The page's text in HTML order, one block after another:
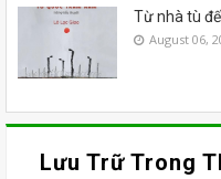
Từ nhà tù
August 06,
Lưu Trữ Trong